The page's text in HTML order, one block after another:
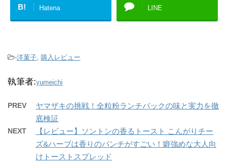
B! Hatena LINE
-洋菓子 購入レビュー
執筆者:yumeichi
PREV
ヤマザキの挑戦！全粒粉ランチパックの味と実力を徹
底検証
NEXT
【レビュー】ソントンの香るトースト こんがりチー
ズ&ハーブは香りのパンチがすごい！癖強めな大人向
けトーストスプレッド